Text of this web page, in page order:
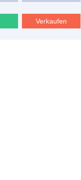
Verkaufen